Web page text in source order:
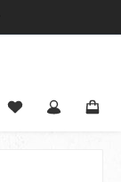
Du hast 0